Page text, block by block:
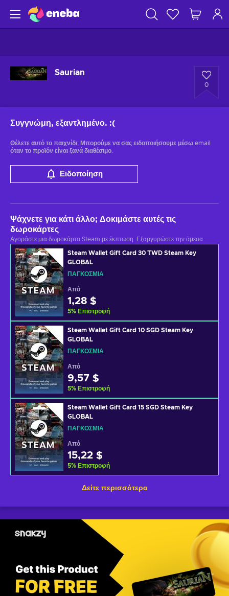
Saurian
0
Συγγνώμη, εξαντλημένο. :(
Θέλετε αυτό το παιχνίδι; Μπορούμε να σας ειδοποιήσουμε μέσω email
όταν το προϊόν είναι ξανά διαθέσιμο.
Ειδοποίηση
Ψάχνετε για κάτι άλλο; Δοκιμάστε αυτές τις
δωροκάρτες
Αγοράστε μια δωροκάρτα Steam με έκπτωση. Εξαργυρώστε την άμεσα.
Steam Wallet Gift Card 30 TWD Steam Key
GLOBAL
ΠΑΓΚΌΣΜΙΑ
Από
1,28 $
5% Επιστροφή
Steam Wallet Gift Card 10 SGD Steam Key
GLOBAL
ΠΑΓΚΌΣΜΙΑ
Από
9,57 $
5% Επιστροφή
Steam Wallet Gift Card 15 SGD Steam Key
GLOBAL
ΠΑΓΚΌΣΜΙΑ
Από
15,22 $
5% Επιστροφή
Δείτε περισσότερα